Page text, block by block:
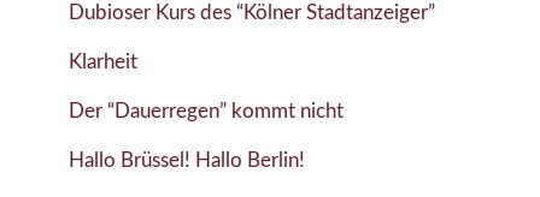
Dubioser Kurs des “Kölner Stadtanzeiger”
Klarheit
Der “Dauerregen” kommt nicht
Hallo Brüssel! Hallo Berlin!